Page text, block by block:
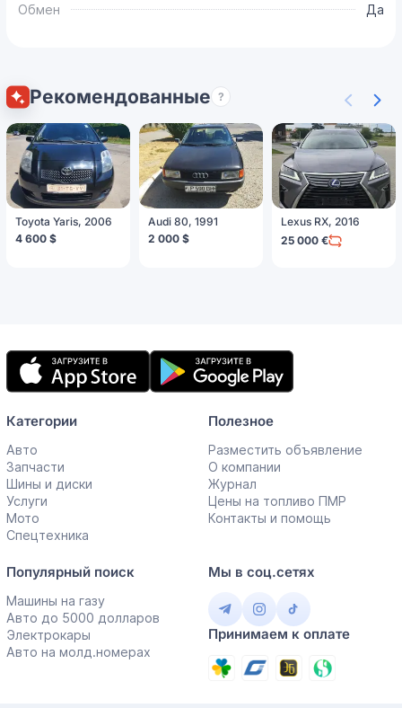
Обмен
Да
Рекомендованные ?
Toyota Yaris, 2006
4 600 $
Audi 80, 1991
2 000 $
Lexus RX, 2016
25 000 €
Мобильное
приложение
Категории
Авто
Запчасти
Шины и диски
Услуги
Мото
Спецтехника
Полезное
Разместить объявление
О компании
Журнал
Цены на топливо ПМР
Контакты и помощь
Популярный поиск
Машины на газу
Авто до 5000 долларов
Электрокары
Авто на молд.номерах
Мы в соц.сетях
Принимаем к оплате